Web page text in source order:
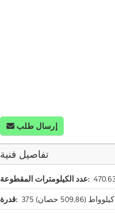
إرسال طلب
تفاصيل فنية
عدد الكيلومترات المقطوعة:
قدرة: 375 كيلوواط (509,86 حصان)